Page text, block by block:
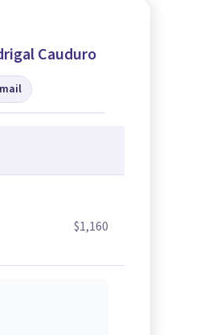
Cauduro
$1,160